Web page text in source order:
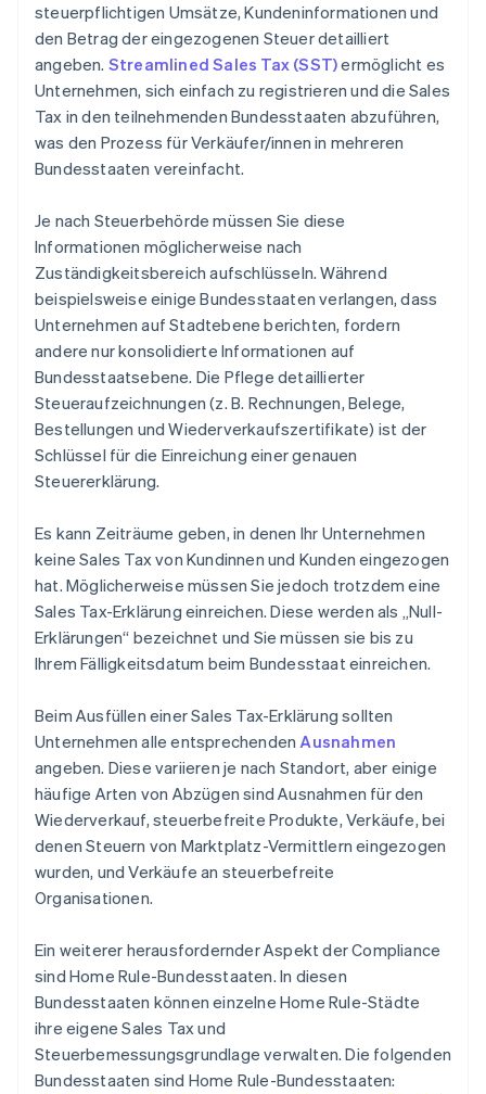
steuerpflichtigen Umsätze, Kundeninformationen und
den Betrag der eingezogenen Steuer detailliert
angeben. Streamlined Sales Tax (SST)ermöglicht es
Unternehmen, sich einfach zu registrieren und die Sales
Tax in den teilnehmenden Bundesstaaten abzuführen,
was den Prozess für Verkäufer/innen in mehreren
Bundesstaaten vereinfacht.
Je nach Steuerbehörde müssen Sie diese
Informationen möglicherweise nach
Zuständigkeitsbereich aufschlüsseln. Während
beispielsweise einige Bundesstaaten verlangen, dass
Unternehmen auf Stadtebene berichten, fordern
andere nur konsolidierte Informationen auf
Bundesstaatsebene. Die Pflege detaillierter
Steueraufzeichnungen (z. B. Rechnungen, Belege,
Bestellungen und Wiederverkaufszertifikate) ist der
Schlüssel für die Einreichung einer genauen
Steuererklärung.
Es kann Zeiträume geben, in denen Ihr Unternehmen
keine Sales Tax von Kundinnen und Kunden eingezogen
hat. Möglicherweise müssen Sie jedoch trotzdem eine
Sales Tax-Erklärung einreichen. Diese werden als „Null-
Erklärungen“ bezeichnet und Sie müssen sie bis zu
Ihrem Fälligkeitsdatum beim Bundesstaat einreichen.
Beim Ausfüllen einer Sales Tax-Erklärung sollten
Unternehmen alle entsprechendenAusnahmen
angeben. Diese variieren je nach Standort, aber einige
häufige Arten von Abzügen sind Ausnahmen für den
Wiederverkauf, steuerbefreite Produkte, Verkäufe, bei
denen Steuern von Marktplatz-Vermittlern eingezogen
wurden, und Verkäufe an steuerbefreite
Organisationen.
Ein weiterer herausfordernder Aspekt der Compliance
sind Home Rule-Bundesstaaten. In diesen
Bundesstaaten können einzelne Home Rule-Städte
ihre eigene Sales Tax und
Steuerbemessungsgrundlage verwalten. Die folgenden
Bundesstaaten sind Home Rule-Bundesstaaten: